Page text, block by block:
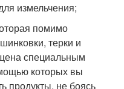
измельчения;
помимо
терки и
специальным
которых вы
продукты, не боясь